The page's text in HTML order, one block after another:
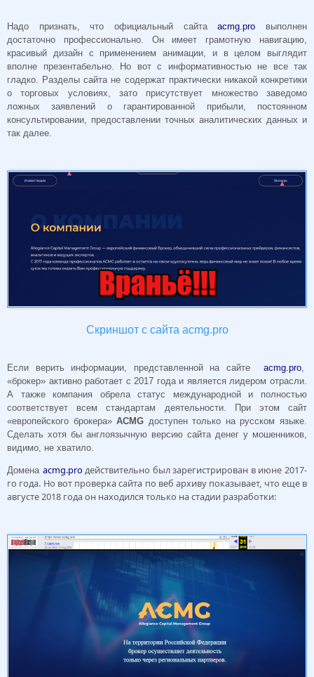
Надо признать, что официальный сайтаacmg.pro выполнен
достаточно профессионально. Он имеет грамотную навигацию,
красивый дизайн с применением анимации, и в целом выглядит
вполне презентабельно. Но вот с информативностью не все так
гладко. Разделы сайта не содержат практически никакой конкретики
о торговых условиях, зато присутствует множество заведомо
ложных заявлений о гарантированной прибыли, постоянном
консультировании, предоставлении точных аналитических данных и
так далее.
Скриншот с сайта acmg.pro
Если верить информации, представленной на сайте acmg.pro
«брокер» активно работает с 2017 года и является лидером отрасли.
А также компания обрела статус международной и полностью
соответствует всем стандартам деятельности. При этом сайт
«европейского брокера»ACMG доступен только на русском языке.
Сделать хотя бы англоязычную версию сайта денег у мошенников,
видимо, не хватило.
Домена acmg.proдействительно был зарегистрирован в июне 2017-
го года. Но вот проверка сайта по веб архиву показывает, что еще в
августе 2018 года он находился только на стадии разработки: